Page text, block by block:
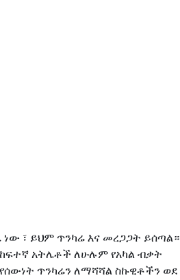
ነው ፣ ይህም ጥንካሬ እና መረጋጋት ይሰጣል።
አትሌቶች ለሁሉም የአካል ብቃት
ጥንካሬን ለማሻሻል ስኩዊቶችን ወደ